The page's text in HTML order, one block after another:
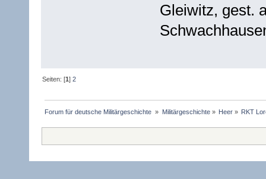
Gleiwitz, gest.
Seiten: [1]2
Forum für deutsche Militärgeschichte » Militärgeschichte» Heer» RKT